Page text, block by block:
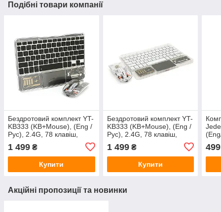
Подібні товари компанії
Бездротовий комплект YT-
KB333 (KB+Mouse), (Eng /
Pyc), 2.4G, 78 клавіш,
1 499 ₴
Купити
Бездротовий комплект YT-
KB333 (KB+Mouse), (Eng /
Pyc), 2.4G, 78 клавіш,
1 499₴
Купити
499
Акційні пропозиції та новинки